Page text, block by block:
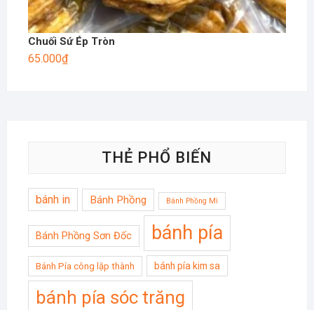
Chuối Sứ Ép Tròn
65.000₫
THẺ PHỔ BIẾN
bánh in Bánh Phồng Bánh Phồng Mì
Bánh Phồng Sơn Đốc bánh pía
Bánh Pía công lập thành bánh pía kim sa
bánh pía sóc trăng